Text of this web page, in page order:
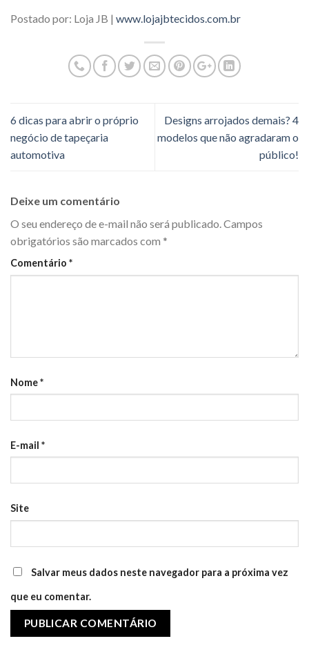
Postado por: Loja JB | www.lojajbtecidos.com.br
6 dicas para abrir o próprio
negócio de tapeçaria
automotiva
Designs arrojados demais? 4
modelos que não agradaram o
público!
Deixe um comentário
O seu endereço de e-mail não será publicado.Campos
obrigatórios são marcados com *
Comentário *
Nome*
E-mail *
Site
Salvar meus dados neste navegador para a próxima vez
que eu comentar.